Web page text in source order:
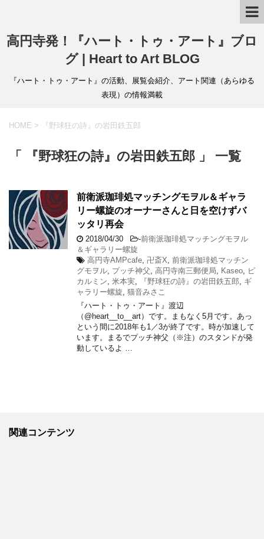
高円寺発！『ハート・トゥ・アート』ブロ
グ | Heart to Art BLOG
『ハート・トゥ・アート』の活動、展覧会紹介、アート関連（あらゆる
表現）の情報満載
HOME > 『野球狂の詩』の岩田鉄五郎
「 『野球狂の詩』の岩田鉄五郎 」 一覧
前衛派珈琲処マッチングモヲル＆ギャラ
リー螺旋のオーナーさんと日を空けずバ
ッタリ再会
2018/04/30 -前衛派珈琲処マッチングモヲル
＆ギャラリー螺旋
高円寺AMPcafe 卍斎X 前衛派珈琲処マッチン
グモヲル プッチ神父 高円寺南三郵便局 Kaseo
ピ
カルミン 米本実 『野球狂の詩』の岩田鉄五郎
ギ
ャラリー螺旋 猫音みさこ
『ハート・トゥ・アート』渡辺
（@heart__to__art）です。まもなく5月です。あっ
という間に2018年も1／3が終了です。時が加速して
います。まるでプッチ神父（※注）のスタンドが発
動しているよ …
関連コンテンツ